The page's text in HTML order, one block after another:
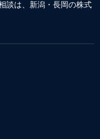
談は、新潟・長岡の株式